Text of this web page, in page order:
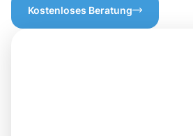
Kostenloses Beratung